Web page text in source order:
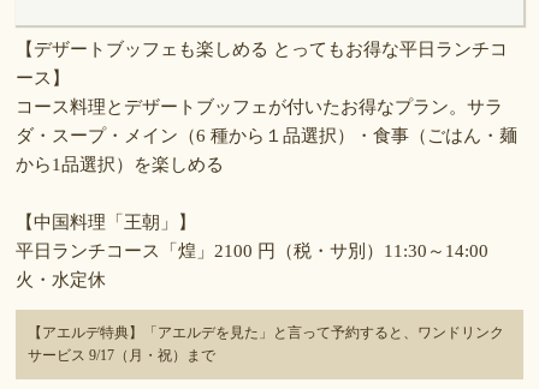
【デザートブッフェも楽しめる とってもお得な平日ランチコ
ース】
コース料理とデザートブッフェが付いたお得なプラン。サラ
ダ・スープ・メイン（6 種から１品選択）・食事（ごはん・麺
から1品選択）を楽しめる
【中国料理「王朝」】
平日ランチコース「煌」2100 円（税・サ別）11:30～14:00
火・水定休
【アエルデ特典】「アエルデを見た」と言って予約すると、ワンドリンク
サービス 9/17（月・祝）まで